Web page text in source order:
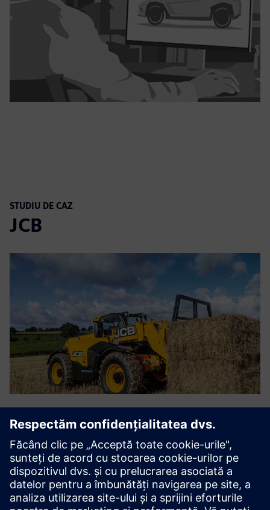
STUDIU DE CAZ
JCB
Heavyweight manufacturer drives
digitalization
Compania: JCB
Industrie: Heavy equipment